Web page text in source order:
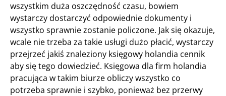
wszystkim duża oszczędność czasu, bowiem
wystarczy dostarczyć odpowiednie dokumenty i
wszystko sprawnie zostanie policzone. Jak się okazuje,
wcale nie trzeba za takie usługi dużo płacić, wystarczy
przejrzeć jakiś znaleziony księgowy holandia cennik
aby się tego dowiedzieć. Księgowa dla firm holandia
pracująca w takim biurze obliczy wszystko co
potrzeba sprawnie i szybko, ponieważ bez przerwy